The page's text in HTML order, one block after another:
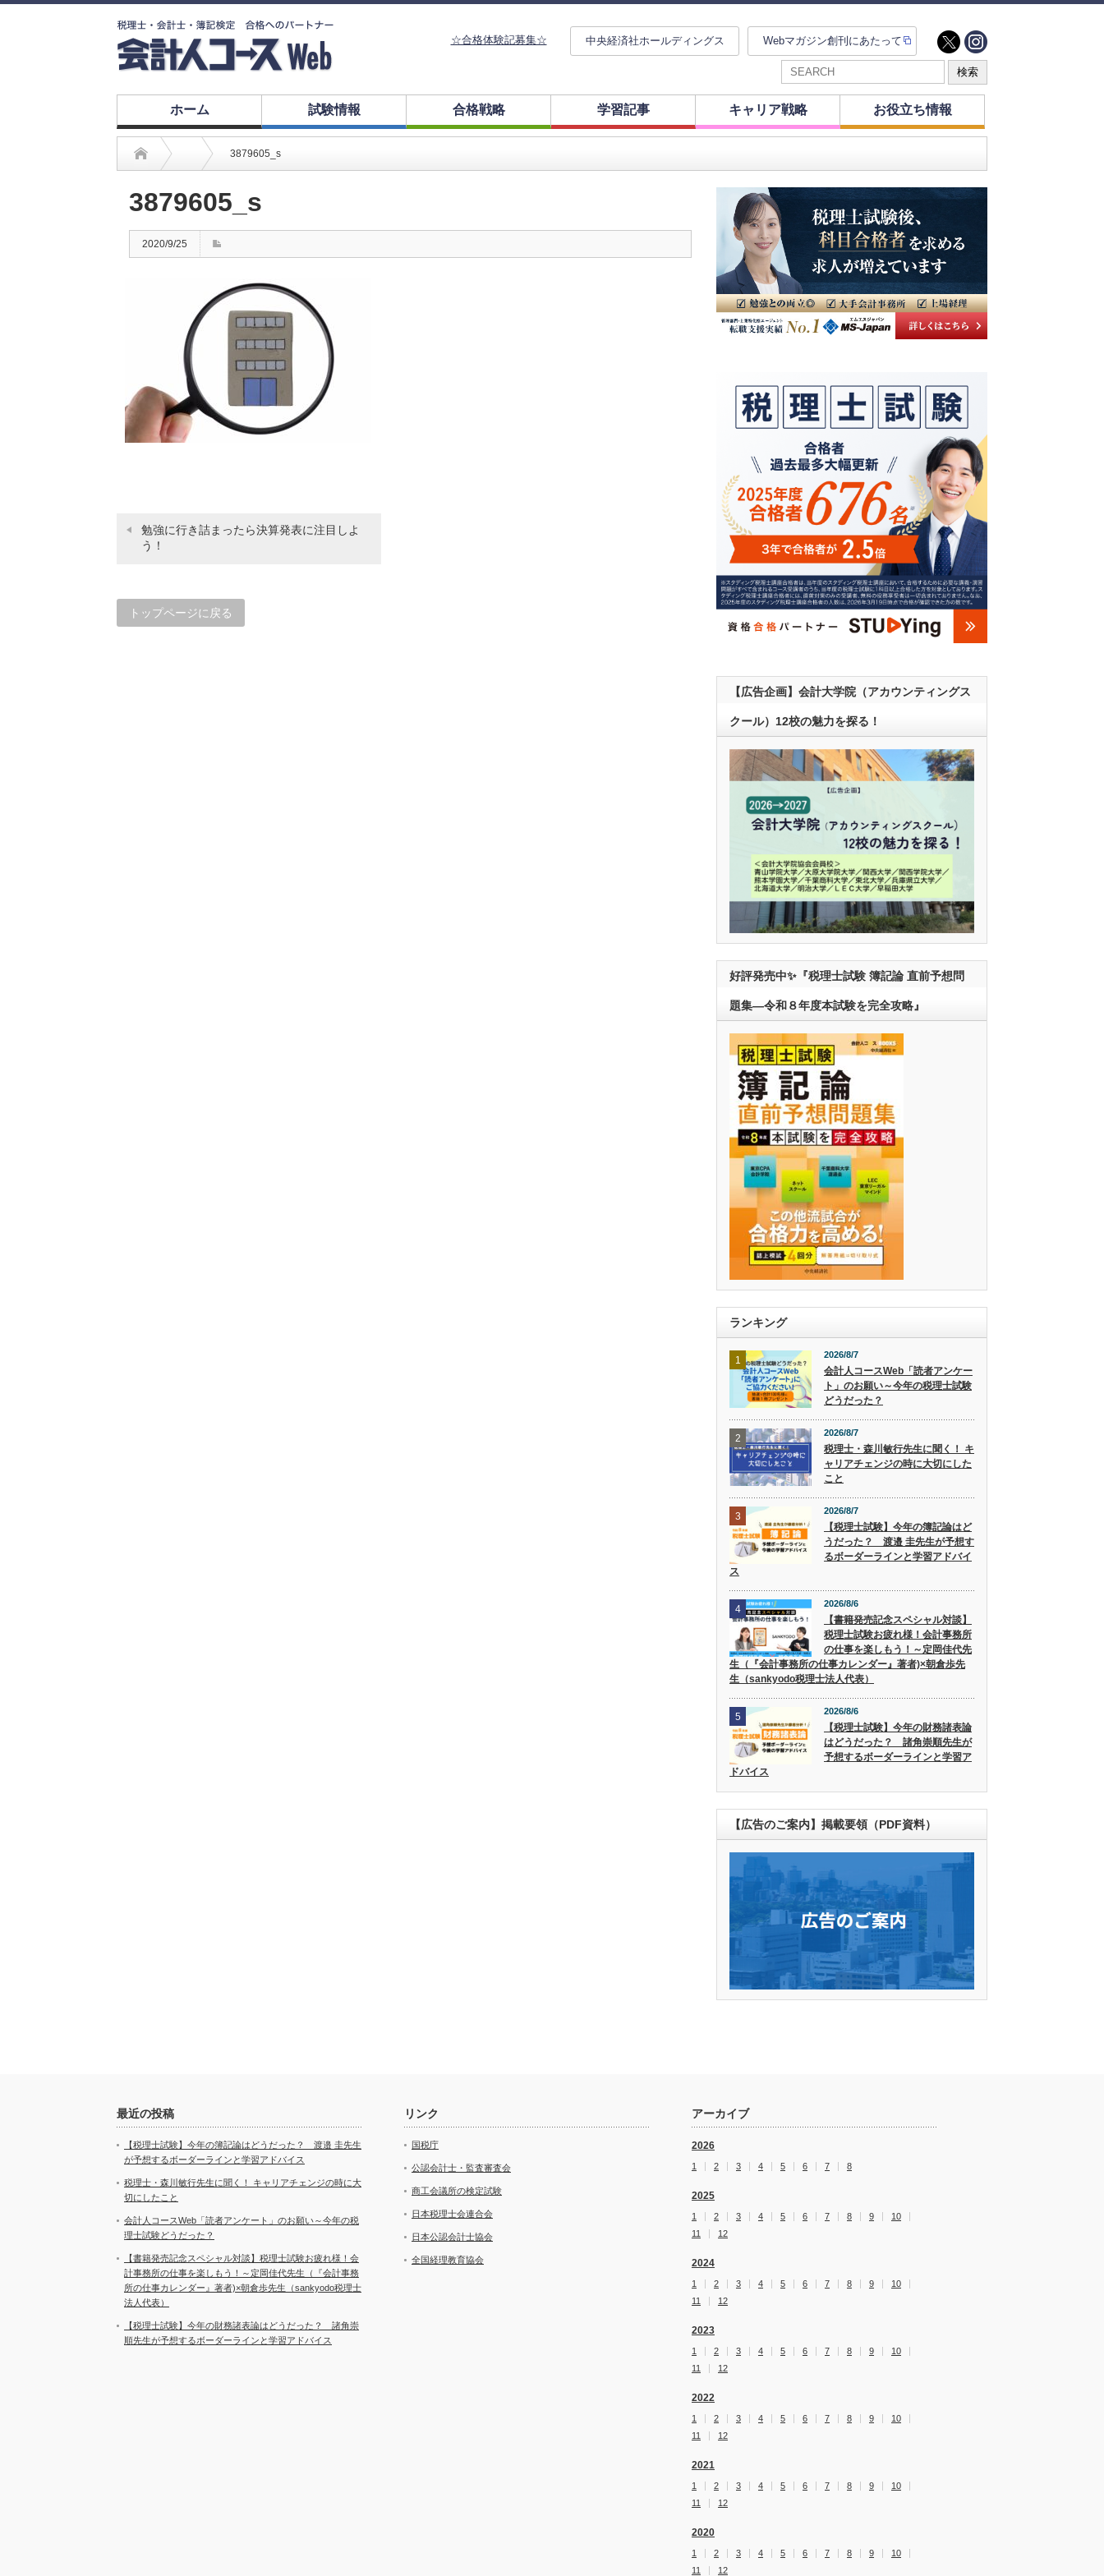
☆合格体験記募集☆ 中央経済社ホールディングス Webマガジン創刊にあたって
ホーム 試験情報 合格戦略 学習記事 キャリア戦略 お役立ち情報
3879605_s
3879605_s
2020/9/25
勉強に行き詰まったら決算発表に注目しよ
う！
トップページに戻る
【広告企画】会計大学院（アカウンティングス
クール）12校の魅力を探る！
好評発売中✨『税理士試験 簿記論 直前予想問
題集―令和８年度本試験を完全攻略』
ランキング
1 2026/8/7
会計人コースWeb「読者アンケー
ト」のお願い～今年の税理士試験
どうだった？
2 2026/8/7
税理士・森川敏行先生に聞く！ キ
ャリアチェンジの時に大切にした
こと
3 2026/8/7
【税理士試験】今年の簿記論はど
うだった？ 渡邉 圭先生が予想す
るボーダーラインと学習アドバイ
ス
4 2026/8/6
【書籍発売記念スペシャル対談】
税理士試験お疲れ様！会計事務所
の仕事を楽しもう！～定岡佳代先
生（『会計事務所の仕事カレンダー』著者)×朝倉歩先
生（sankyodo税理士法人代表）
5 2026/8/6
【税理士試験】今年の財務諸表論
はどうだった？ 諸角崇順先生が
予想するボーダーラインと学習ア
ドバイス
【広告のご案内】掲載要領（PDF資料）
最近の投稿
【税理士試験】今年の簿記論はどうだった？ 渡邉 圭先生
が予想するボーダーラインと学習アドバイス
税理士・森川敏行先生に聞く！ キャリアチェンジの時に大
切にしたこと
会計人コースWeb「読者アンケート」のお願い～今年の税
理士試験どうだった？
【書籍発売記念スペシャル対談】税理士試験お疲れ様！会
計事務所の仕事を楽しもう！～定岡佳代先生（『会計事務
所の仕事カレンダー』著者)×朝倉歩先生（sankyodo税理士
法人代表）
【税理士試験】今年の財務諸表論はどうだった？ 諸角崇
順先生が予想するボーダーラインと学習アドバイス
リンク
国税庁
公認会計士・監査審査会
商工会議所の検定試験
日本税理士会連合会
日本公認会計士協会
全国経理教育協会
アーカイブ
2026
1 2 3 4 5 6 7 8
2025
1 2 3 4 5 6 7 8 9
10
11
12
2024
1 2 3 4 5 6 7 8 9
10
11
12
2023
1 2 3 4 5 6 7 8 9
10
11
12
2022
1 2 3 4 5 6 7 8 9
10
11
12
2021
1 2 3 4 5 6 7 8 9
10
11
12
2020
1 2 3 4 5 6 7 8 9
10
11
12